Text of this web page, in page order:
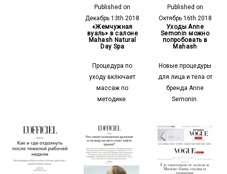
Published on
Декабрь 13th 2018
«Жемчужная
вуаль» в салоне
Mahash Natural
Day Spa
Процедура по
уходу включает
массаж по
методике.
Published on
Октябрь 16th 2018
Уходы Anne
Semonin можно
попробовать в
Mahash
Новые процедуры
для лица и тела от
бренда Anne
Semonin.